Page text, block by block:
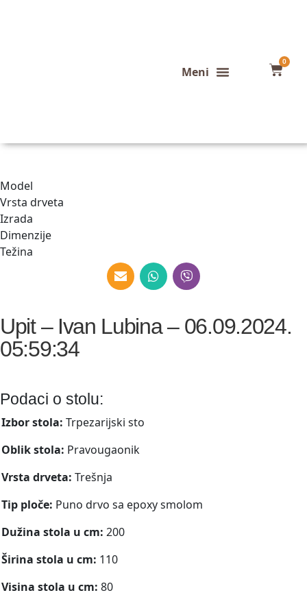
0
Model
Vrsta drveta
Izrada
Dimenzije
Težina
Upit – Ivan Lubina – 06.09.2024.
05:59:34
Podaci o stolu:
Izbor stola: Trpezarijski sto
Oblik stola: Pravougaonik
Vrsta drveta: Trešnja
Tip ploče: Puno drvo sa epoxy smolom
Dužina stola u cm: 200
Širina stola u cm: 110
Visina stola u cm: 80